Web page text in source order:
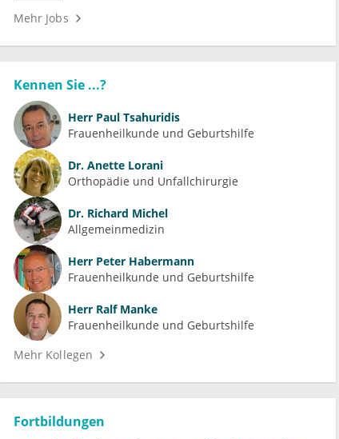
Mehr Jobs
Kennen Sie ...?
Herr Paul Tsahuridis
Frauenheilkunde und Geburtshilfe
Dr. Anette Lorani
Orthopädie und Unfallchirurgie
Dr. Richard Michel
Allgemeinmedizin
Herr Peter Habermann
Frauenheilkunde und Geburtshilfe
Herr Ralf Manke
Frauenheilkunde und Geburtshilfe
Mehr Kollegen
Fortbildungen